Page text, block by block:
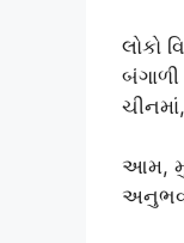
લોકો
આમ,
અનુભવ